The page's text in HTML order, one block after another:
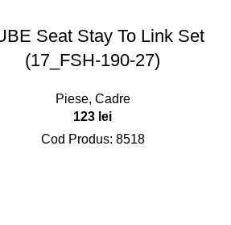
Seat Stay To Link Set
(17_FSH-190-27)
Piese, Cadre
123 lei
Cod Produs: 8518